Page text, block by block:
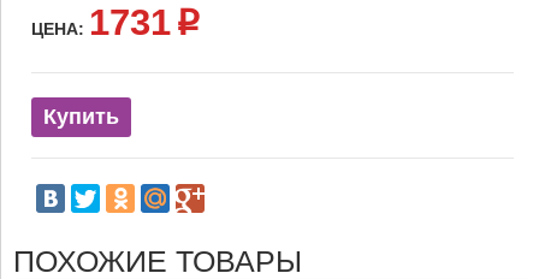
ЦЕНА: 1731 p
Купить
ПОХОЖИЕ ТОВАРЫ